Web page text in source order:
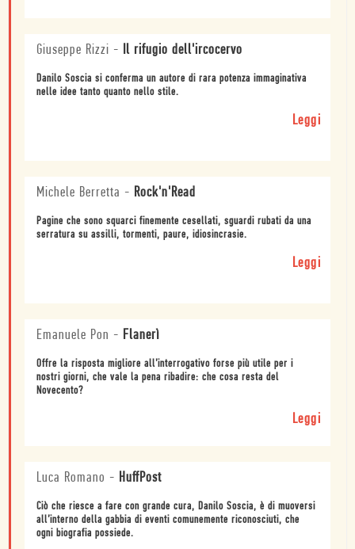
Giuseppe Rizzi - Il rifugio dell'ircocervo
Danilo Soscia si conferma un autore di rara potenza immaginativa
nelle idee tanto quanto nello stile.
Leggi
Michele Berretta - Rock'n'Read
Pagine che sono squarci finemente cesellati, sguardi rubati da una
serratura su assilli, tormenti, paure, idiosincrasie.
Leggi
Emanuele Pon - Flanerì
Offre la risposta migliore all’interrogativo forse più utile per i
nostri giorni, che vale la pena ribadire: che cosa resta del
Novecento?
Leggi
Luca Romano - HuffPost
Ciò che riesce a fare con grande cura, Danilo Soscia, è di muoversi
all’interno della gabbia di eventi comunemente riconosciuti, che
ogni biografia possiede.